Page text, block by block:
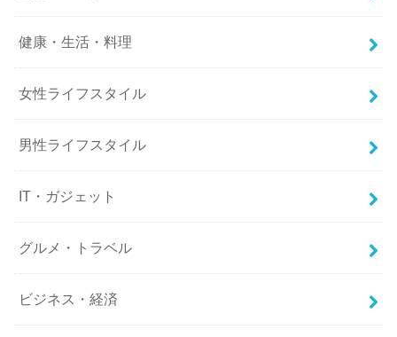
健康・生活・料理
女性ライフスタイル
男性ライフスタイル
IT・ガジェット
グルメ・トラベル
ビジネス・経済